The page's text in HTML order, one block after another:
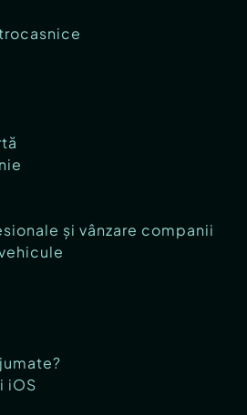
și vânzare companii
iOS